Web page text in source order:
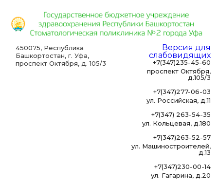
450075, Республика
Башкортостан, г. Уфа,
проспект Октября, д. 105/3
Версия для
слабовидящих
+7(347)235-45-60
проспект Октября,
д.105/3
+7(347)277-06-03
ул. Российская, д.11
+7(347) 263-54-35
ул. Кольцевая, д.180
+7(347)263-52-57
ул. Машиностроителей,
д.13
+7(347)230-00-14
ул. Гагарина, д.20